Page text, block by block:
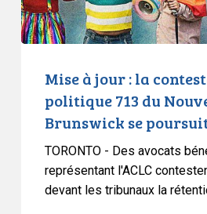
politique
713
poursuit
Mise à jour : la
politique 713 du
Brunswick se
TORONTO - Des avocats
représentant l'ACLC
devant les tribunaux la